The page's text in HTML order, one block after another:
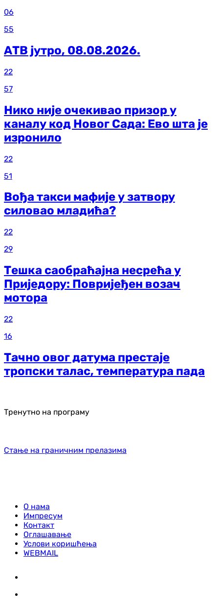
06
55
АТВ јутро, 08.08.2026.
22
57
Нико није очекивао призор у
каналу код Новог Сада: Ево шта је
изронило
22
51
Вођа такси мафије у затвору
силовао младића?
22
29
Тешка саобраћајна несрећа у
Приједору: Повријеђен возач
мотора
22
16
Тачно овог датума престаје
тропски талас, температура пада
Тренутно на програму
Стање на граничним прелазима
О нама
Импресум
Контакт
Оглашавање
Услови коришћења
WEBMAIL